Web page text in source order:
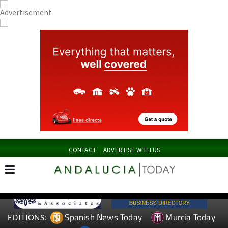
CONTACT ADVERTISE WITH US
EDITIONS: Spanish News Today
Murcia Today